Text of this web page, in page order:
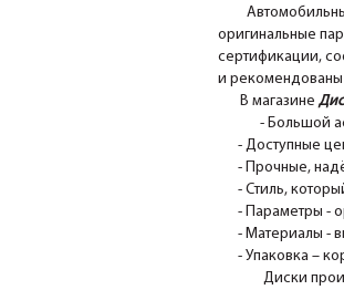
оригинальные
сертификации,
и рекомендованы
В магазине
- Большой
- Доступные
- Прочные,
- Стиль,
- Параметры -
- Материалы -
- Упаковка –
Диски